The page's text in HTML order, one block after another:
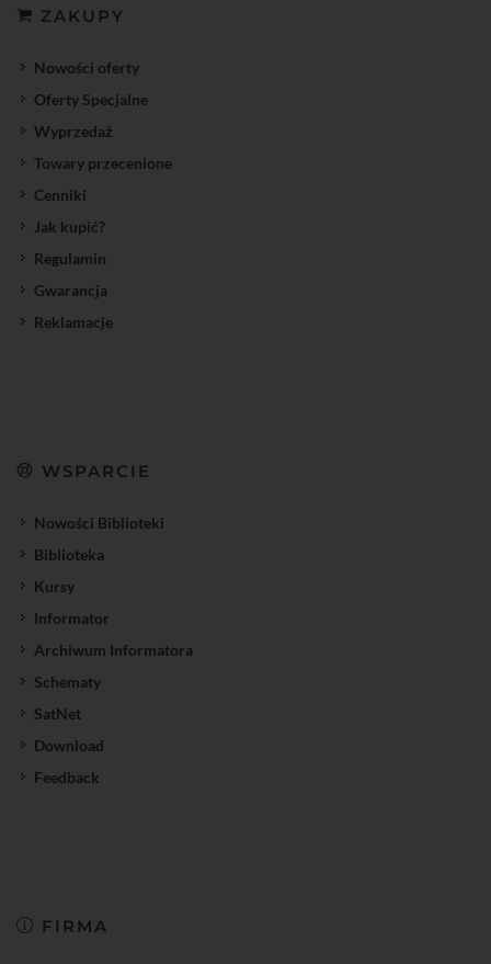
ZAKUPY
Nowości oferty
Oferty Specjalne
Wyprzedaż
Towary przecenione
Cenniki
Jak kupić?
Regulamin
Gwarancja
Reklamacje
WSPARCIE
Nowości Biblioteki
Biblioteka
Kursy
Informator
Archiwum Informatora
Schematy
SatNet
Download
Feedback
FIRMA